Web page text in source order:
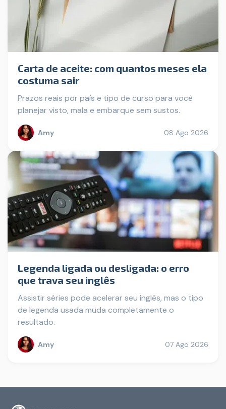
Carta de aceite: com quantos meses ela
costuma sair
Prazos reais por país e tipo de curso para você
planejar visto, mala e embarque sem sustos.
Amy 08 Ago 2026
Legenda ligada ou desligada: o erro
que trava seu inglês
Assistir séries pode acelerar seu inglês, mas o tipo
de legenda usada muda completamente o
resultado.
Amy 07 Ago 2026